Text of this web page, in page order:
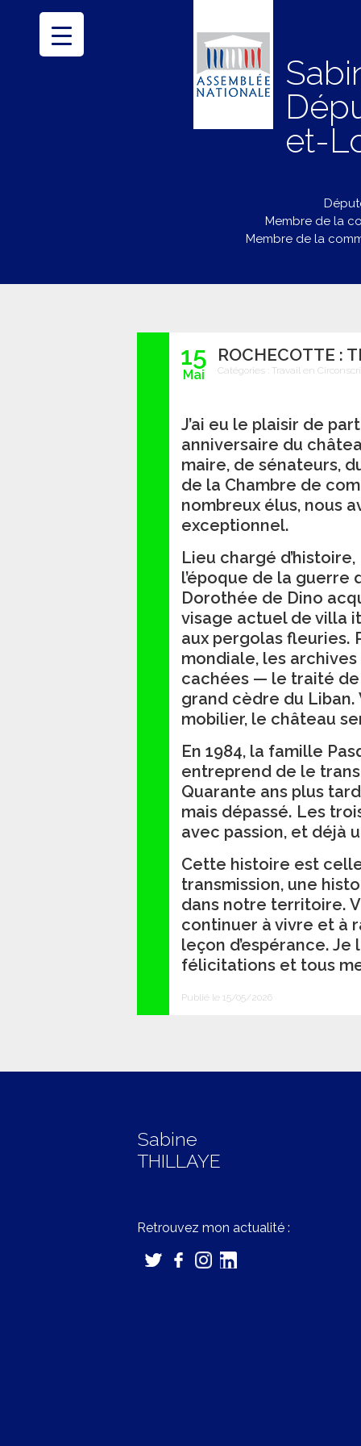
et-
Membre de la
Membre de la
15
Mai
ROCHECOTTE :
Catégories : Travail en
J’ai eu le plaisir de
anniversaire du
maire, de sénateurs,
de la Chambre de
nombreux élus, nous
exceptionnel.
Lieu chargé
l’époque de la guerre
Dorothée de Dino
visage actuel de villa
aux pergolas fleuries.
mondiale, les archives
cachées — le traité
grand cèdre du Liban.
mobilier, le château
En 1984, la famille
entreprend de le
Quarante ans plus
mais dépassé. Les
avec passion, et déjà
Cette histoire est
transmission, une
dans notre territoire.
continuer à vivre et à
leçon d’espérance.
félicitations et tous
Publié le 15/05/2026
Sabine
THILLAYE
Retrouvez mon actualité :